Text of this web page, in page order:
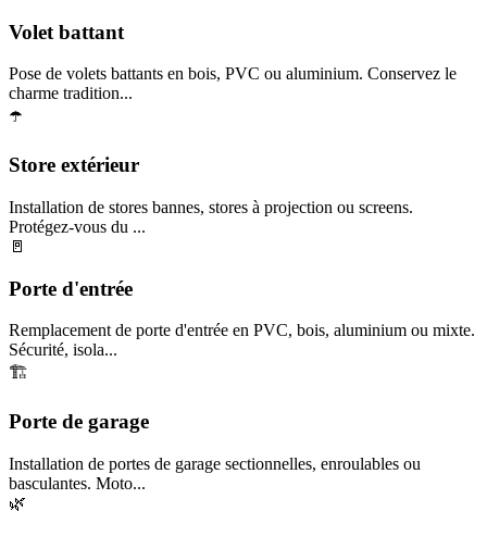
Volet battant
Pose de volets battants en bois, PVC ou aluminium. Conservez le
charme tradition...
☂️
Store extérieur
Installation de stores bannes, stores à projection ou screens.
Protégez-vous du ...
🚪
Porte d'entrée
Remplacement de porte d'entrée en PVC, bois, aluminium ou mixte.
Sécurité, isola...
🏗️
Porte de garage
Installation de portes de garage sectionnelles, enroulables ou
basculantes. Moto...
🌿